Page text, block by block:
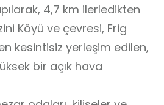
4,7 km ilerledikten
Köyü ve çevresi, Frig
kesintisiz yerleşim edilen,
bir açık hava